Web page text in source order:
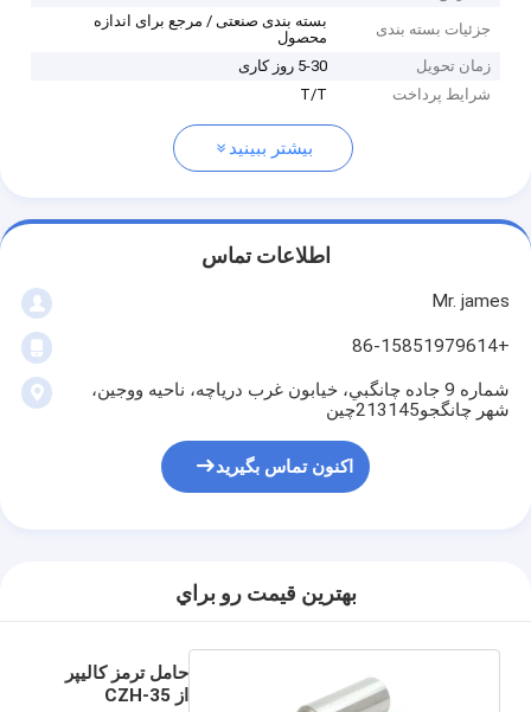
جزئیات بسته بندی
بسته بندی صنعتی / مرجع برای اندازه
محصول
زمان تحویل
5-30 روز کاری
شرایط پرداخت
T/T
بیشتر ببینید
اطلاعات تماس
Mr. james
+86-15851979614
شماره 9 جاده چانگبي، خيابون غرب درياچه، ناحيه ووجين،
شهر چانگجو213145چین
اکنون تماس بگیرید
بهترين قيمت رو براي
حامل ترمز کالیپر
از CZH-35